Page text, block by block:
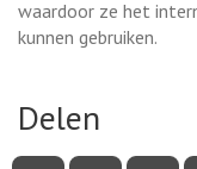
waardoor ze het
kunnen gebruiken.
Delen